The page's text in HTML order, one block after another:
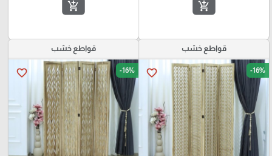
add_shopping_cart
add_shopping_cart
قواطع خشب
favorite_border -16%
قواطع خشب
favorite_border -16%